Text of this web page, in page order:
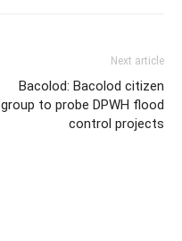
Next article
Bacolod: Bacolod citizen
group to probe DPWH flood
control projects